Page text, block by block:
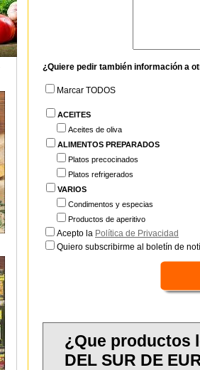
¿Quiere pedir también información a
Marcar TODOS
ACEITES
Aceites de oliva
ALIMENTOS PREPARADOS
Platos precocinados
Platos refrigerados
VARIOS
Condimentos y especias
Productos de aperitivo
Acepto la Política de Privacidad
Quiero subscribirme al boletín de
¿Que productos
DEL SUR DE